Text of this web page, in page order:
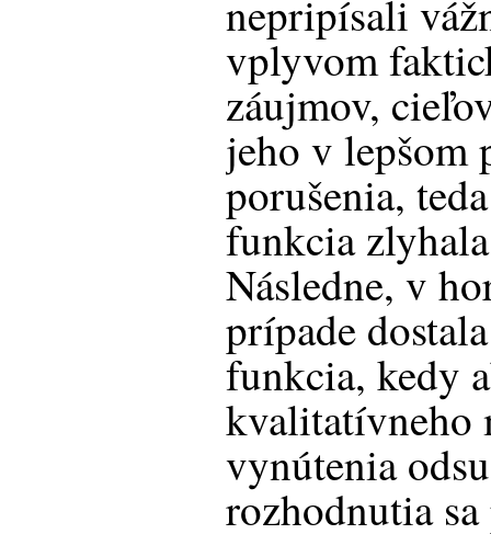
nepripísali
vplyvom
záujmov,
jeho v lepšom
porušenia,
funkcia
Následne, v
prípade
funkcia, kedy
kvalitatívneho
vynútenia
rozhodnutia